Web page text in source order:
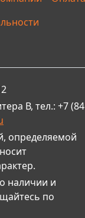
В, тел.: +7
определяемой
наличии и
по